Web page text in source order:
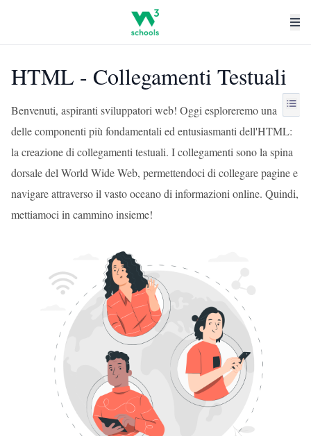
HTML - Collegamenti Testuali
Benvenuti, aspiranti sviluppatori web! Oggi esploreremo una
delle componenti più fondamentali ed entusiasmanti dell'HTML:
la creazione di collegamenti testuali. I collegamenti sono la spina
dorsale del World Wide Web, permettendoci di collegare pagine e
navigare attraverso il vasto oceano di informazioni online. Quindi,
mettiamoci in cammino insieme!